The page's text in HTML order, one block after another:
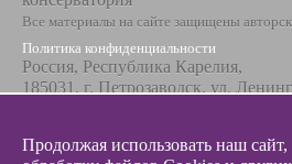
Все материалы на сайте защищены
Политика конфиденциальности
Россия, Республика Карелия,
185031, г. Петрозаводск, ул.
+7 8142 67-23-67
Эл. почта
Продолжая использовать наш сайт,